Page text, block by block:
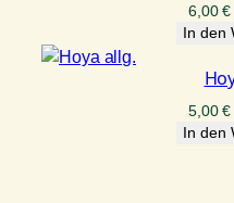
6,00€
In den
5,00€
In den